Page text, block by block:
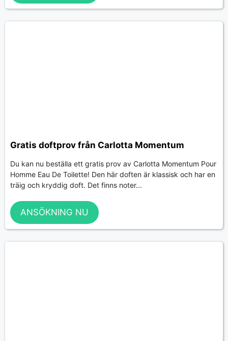
Gratis doftprov från Carlotta Momentum
Du kan nu beställa ett gratis prov av Carlotta Momentum Pour
Homme Eau De Toilette! Den här doften är klassisk och har en
träig och kryddig doft. Det finns noter...
ANSÖKNING NU